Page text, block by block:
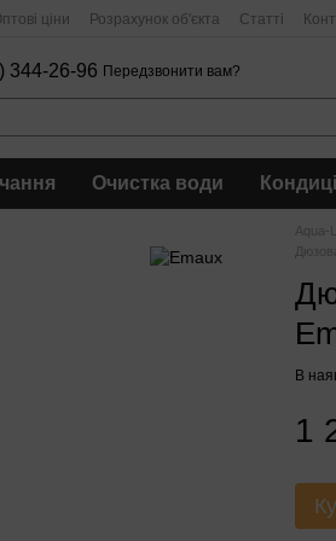
ціни Розрахунок об'єкта Статті
344-26-96 Передзвонити вам?
Очистка води
Aqua-
В
1